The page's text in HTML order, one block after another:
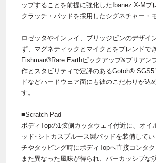
ップすることを前提に強化したIbanez X-Mブ
クラッチ・パッドを採用したシグネチャー・
ロゼッタやインレイ、ブリッジピンのデザイ
ず、マグネティックとマイクとをブレンドで
Fishman®Rare Earthピックアップ&プリアン
作とスタビリティで定評のあるGotoh®
ドなどハードウェア面にも彼のこだわりが込
す。
■Scratch Pad
ボディTopの1弦側カッタウェイ付近に、オイ
ッド･シトカスプルース製パッドを装備して
チやタッピング時にボディTopへ直接コンタ
また異なった風味が得られ、パーカッシブな